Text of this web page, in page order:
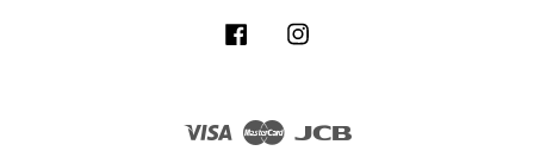
Facebook
Visa Master